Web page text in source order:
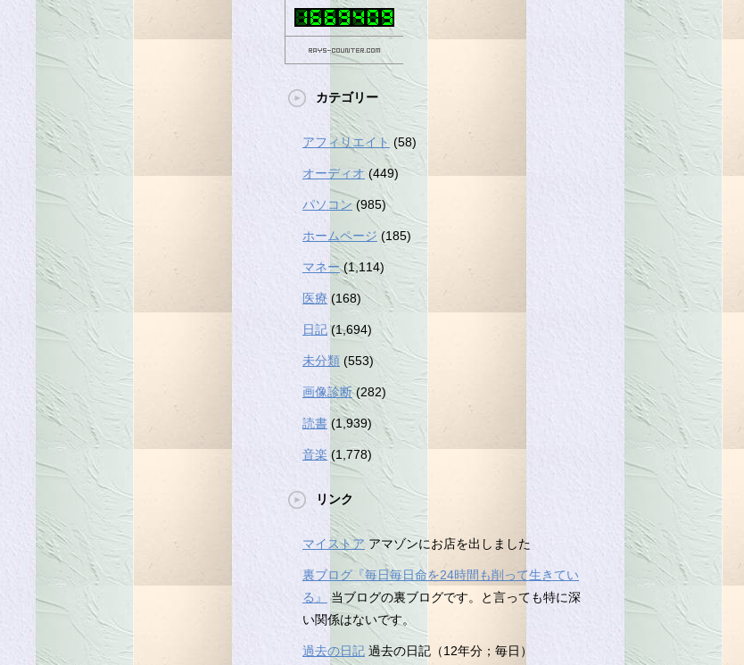
カテゴリー
アフィリエイト (58)
オーディオ (449)
パソコン (985)
ホームページ (185)
マネー(1,114)
医療 (168)
日記(1,694)
未分類 (553)
画像診断(282)
読書 (1,939)
音楽 (1,778)
リンク
マイストア アマゾンにお店を出しました
裏ブログ『毎日毎日命を24時間も削って生きてい
る』
当ブログの裏ブログです。と言っても特に深
い関係はないです。
過去の日記 過去の日記（12年分；毎日）